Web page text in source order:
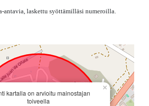
antavia, laskettu syöttämilläsi numeroilla.
kartalla on arvioitu mainostajan
toiveella
×